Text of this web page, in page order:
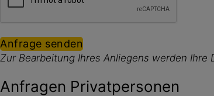
Anfrage senden
Zur Bearbeitung Ihres Anliegens werden
Anfragen Privatpersonen